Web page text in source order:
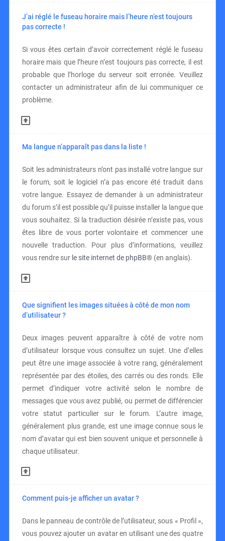
J’ai réglé le fuseau horaire mais l’heure n’est toujours
pas correcte !
Si vous êtes certain d’avoir correctement réglé le fuseau
horaire mais que l’heure n’est toujours pas correcte, il est
probable que l’horloge du serveur soit erronée. Veuillez
contacter un administrateur afin de lui communiquer ce
problème.
Ma langue n’apparaît pas dans la liste !
Soit les administrateurs n’ont pas installé votre langue sur
le forum, soit le logiciel n’a pas encore été traduit dans
votre langue. Essayez de demander à un administrateur
du forum s’il est possible qu’il puisse installer la langue que
vous souhaitez. Si la traduction désirée n’existe pas, vous
êtes libre de vous porter volontaire et commencer une
nouvelle traduction. Pour plus d’informations, veuillez
vous rendre sur le site internet de phpBB® (en anglais).
Que signifient les images situées à côté de mon nom
d’utilisateur ?
Deux images peuvent apparaître à côté de votre nom
d’utilisateur lorsque vous consultez un sujet. Une d’elles
peut être une image associée à votre rang, généralement
représentée par des étoiles, des carrés ou des ronds. Elle
permet d’indiquer votre activité selon le nombre de
messages que vous avez publié, ou permet de différencier
votre statut particulier sur le forum. L’autre image,
généralement plus grande, est une image connue sous le
nom d’avatar qui est bien souvent unique et personnelle à
chaque utilisateur.
Comment puis-je afficher un avatar ?
Dans le panneau de contrôle de l’utilisateur, sous « Profil »,
vous pouvez ajouter un avatar en utilisant une des quatre